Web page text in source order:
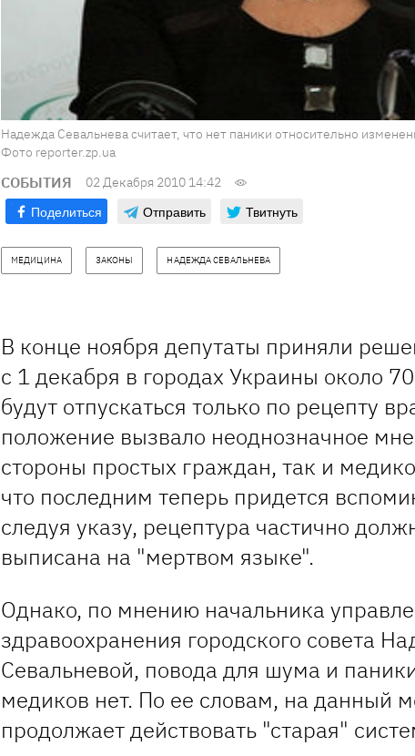
Надежда Севальнева считает, что нет паники относительно
Фото reporter.zp.ua
СОБЫТИЯ 02 Декабря 2010 14:42
Поделиться Отправить Твитнуть
МЕДИЦИНА ЗАКОНЫ НАДЕЖДА СЕВАЛЬНЕВА
В конце ноября депутаты приняли
с 1 декабря в городах Украины около
будут отпускаться только по рецепту
положение вызвало неоднозначное
стороны простых граждан, так и
что последним теперь придется
следуя указу, рецептура частично
выписана на "мертвом языке".
Однако, по мнению начальника
здравоохранения городского совета
Севальневой, повода для шума и
медиков нет. По ее словам, на данный
продолжает действовать "старая"